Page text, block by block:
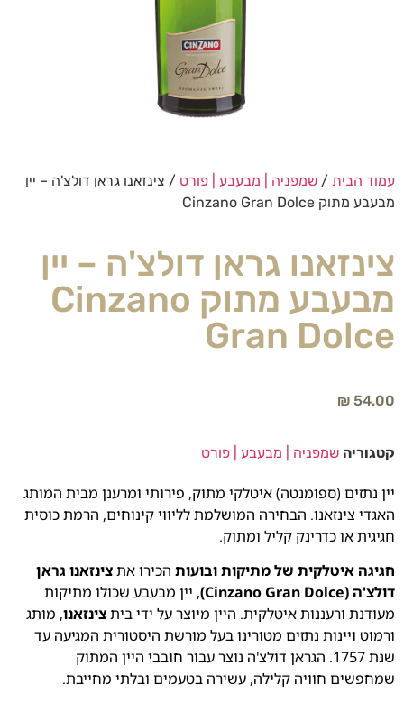
עמוד הבית / שמפניה | מבעבע | פורט / צינזאנו גראן דולצ'ה – יין
מבעבע מתוק Cinzano Gran Dolce
צינזאנו גראן דולצ'ה – יין
מבעבע מתוק Cinzano
Gran Dolce
₪ 54.00
קטגוריה שמפניה | מבעבע | פורט
יין נתזים (ספומנטה) איטלקי מתוק, פירותי ומרענן מבית המותג
האגדי צינזאנו. הבחירה המושלמת לליווי קינוחים, הרמת כוסית
חגיגית או כדרינק קליל ומתוק.
חגיגה איטלקית של מתיקות ובועות הכירו אתצינזאנו גראן
דולצ'ה (Cinzano Gran Dolce)
, יין מבעבע שכולו מתיקות
מעודנת ורעננות איטלקית. היין מיוצר על ידי ביתצינזאנו, מותג
ורמוט ויינות נתזים מטורינו בעל מורשת היסטורית המגיעה עד
שנת 1757. הגראן דולצ'ה נוצר עבור חובבי היין המתוק
שמחפשים חוויה קלילה, עשירה בטעמים ובלתי מחייבת.